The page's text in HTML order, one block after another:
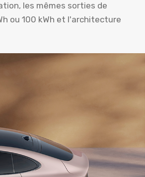
les mêmes sorties de
ou 100 kWh et l'architecture